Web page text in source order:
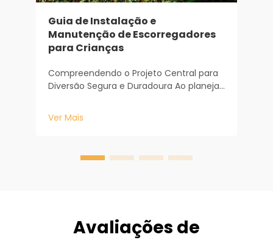
Guia de Instalação e
Manutenção de Escorregadores
para Crianças
Compreendendo o Projeto Central para
Diversão Segura e Duradoura Ao planejar
começa muito antes da instalação da
primeira peça de equipamento. Ela
durabilidade. Na Baiheplay, com...
Ver Mais
Avaliações de